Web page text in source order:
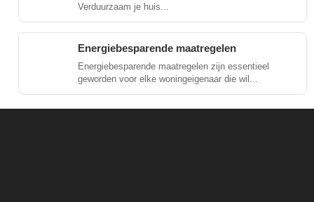
Verduurzaam je huis...
Energiebesparende maatregelen
Energiebesparende maatregelen zijn essentieel
geworden voor elke woningeigenaar die wil...